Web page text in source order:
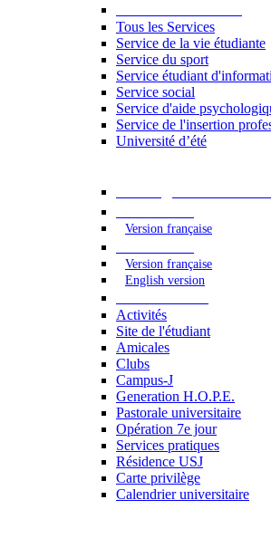
Tous les Services
Service de la vie étudiante
Service du sport
Service étudiant
Service social
Service d'aide
Service de l'insertion
Université d’été
Version française
Version française
English version
Activités
Site de l'étudiant
Amicales
Clubs
Campus-J
Generation H.O.P.E.
Pastorale universitaire
Opération 7e jour
Services pratiques
Résidence USJ
Carte privilège
Calendrier universitaire